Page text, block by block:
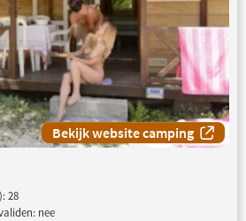
Bekijk website camping
28
nee